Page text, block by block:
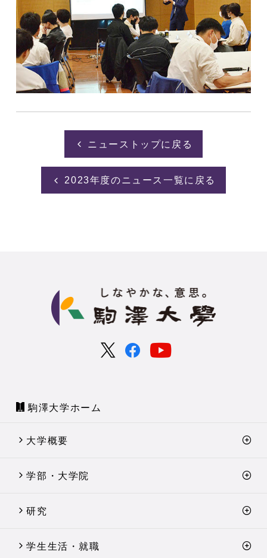
ニューストップに戻る
2023年度のニュース一覧に戻る
駒澤大学ホーム
大学概要
学部・大学院
研究
学生生活・就職